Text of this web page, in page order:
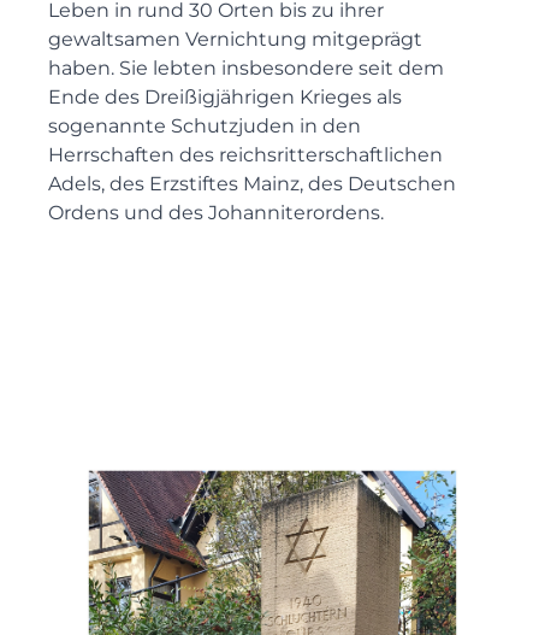
Leben in rund 30 Orten bis zu ihrer
gewaltsamen Vernichtung mitgeprägt
haben. Sie lebten insbesondere seit dem
Ende des Dreißigjährigen Krieges als
sogenannte Schutzjuden in den
Herrschaften des reichsritterschaftlichen
Adels, des Erzstiftes Mainz, des Deutschen
Ordens und des Johanniterordens.